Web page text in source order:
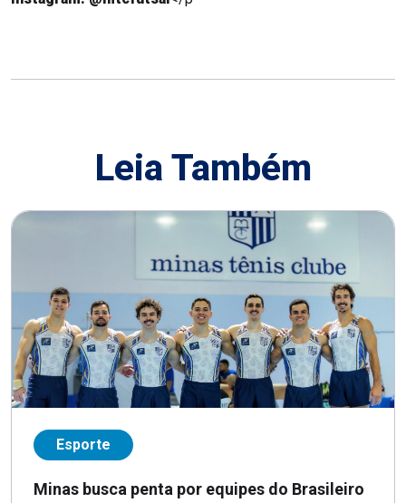
Leia Também
Esporte
Minas busca penta por equipes do Brasileiro